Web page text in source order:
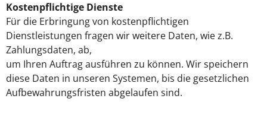
Kostenpflichtige Dienste
Für die Erbringung von kostenpflichtigen
Dienstleistungen fragen wir weitere Daten, wie z.B.
Zahlungsdaten, ab,
um Ihren Auftrag ausführen zu können. Wir speichern
diese Daten in unseren Systemen, bis die gesetzlichen
Aufbewahrungsfristen abgelaufen sind.